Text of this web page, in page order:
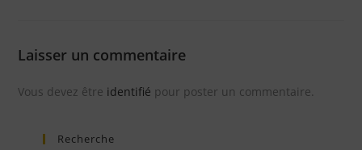
Laisser un commentaire
Vous devez être identifié pour poster un commentaire.
Recherche